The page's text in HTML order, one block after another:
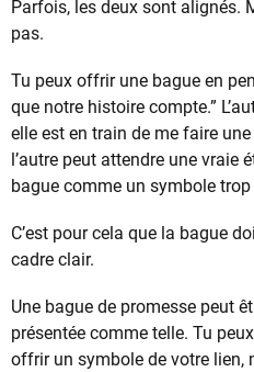
Parfois, les deux sont alignés.
pas.
Tu peux offrir une bague en
que notre histoire compte.”
elle est en train de me faire une
l’autre peut attendre une vraie
bague comme un symbole
C’est pour cela que la bague
cadre clair.
Une bague de promesse peut
présentée comme telle. Tu
offrir un symbole de votre lien,